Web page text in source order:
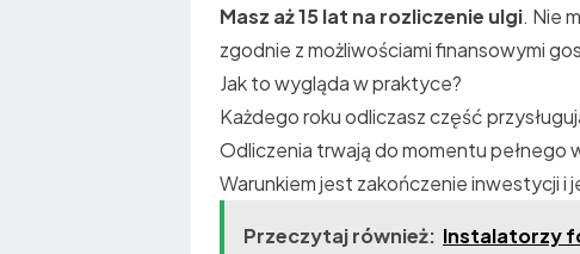
Masz aż 15 lat na rozliczenie ulgi. Nie
zgodnie z możliwościami finansowymi
Jak to wygląda w praktyce?
Każdego roku odliczasz część
Odliczenia trwają do momentu pełnego
Warunkiem jest zakończenie inwestycji
Przeczytaj również: Instalatorzy